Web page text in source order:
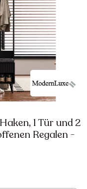
1 Tür und 2
Regalen -